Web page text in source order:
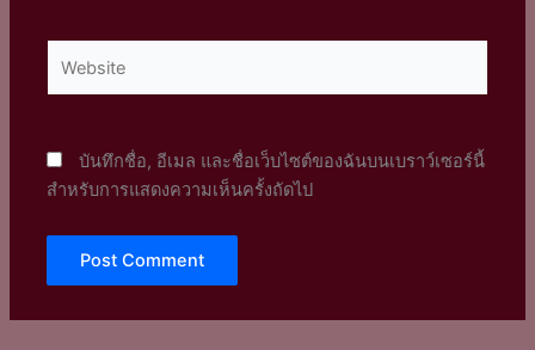
บันทึกชื่อ, อีเมล และชื่อเว็บไซต์ของฉันบนเบราว์เซอร์นี้
สำหรับการแสดงความเห็นครั้งถัดไป